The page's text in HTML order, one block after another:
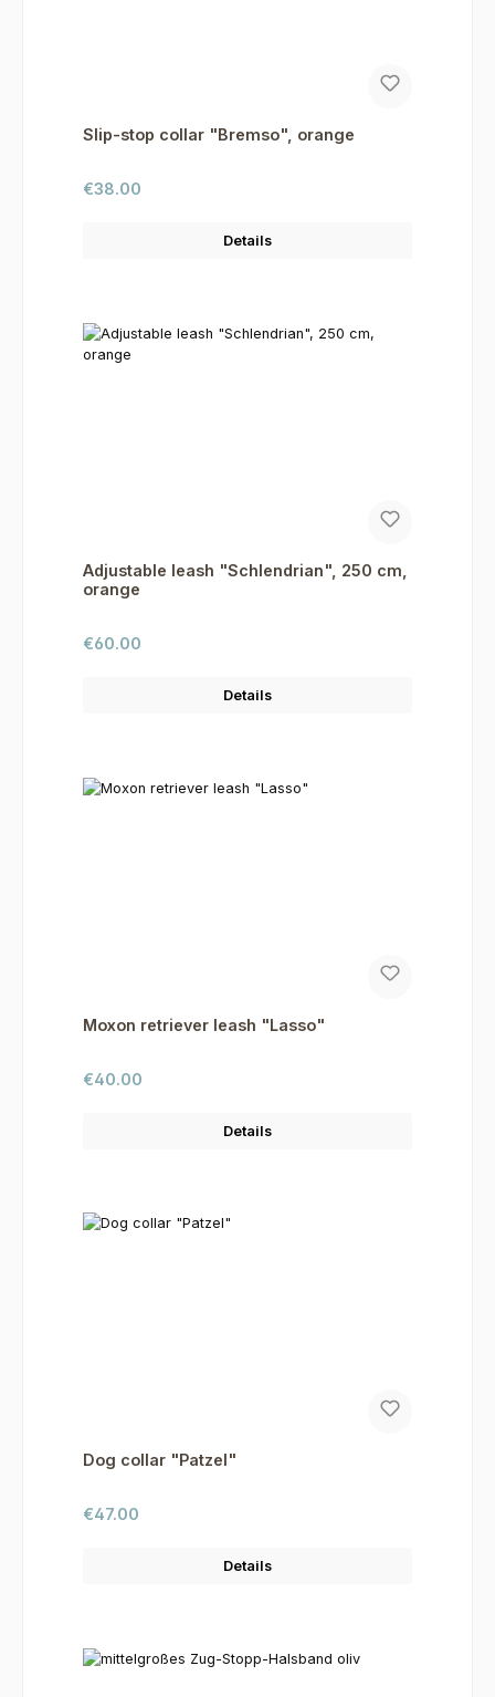
Slip-stop collar "Bremso", orange
Regular price:
€38.00
Details
Adjustable leash "Schlendrian", 250 cm,
orange
Regular price:
€60.00
Details
Moxon retriever leash "Lasso"
Regular price:
€40.00
Details
Dog collar "Patzel"
Regular price:
€47.00
Details